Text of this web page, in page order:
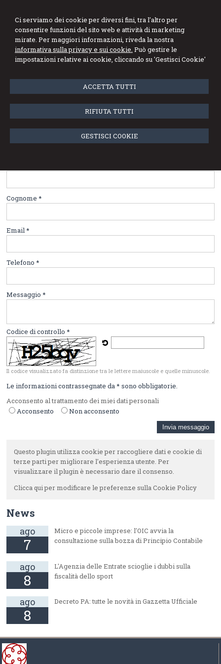
Ci serviamo dei cookie per diversi fini, tra l'altro per
consentire funzioni del sito web e attività di marketing
mirate. Per maggiori informazioni, riveda la nostra
informativa sulla privacy e sui cookie. Può gestire le
impostazioni relative ai cookie, cliccando su 'Gestisci Cookie'
ACCETTA TUTTI
RIFIUTA TUTTI
GESTISCI COOKIE
Studio Gatti Mortarino
Piazzano & Associati
Studio Gatti Mortarino Piazzano & Associati
Fax:032135626
Cognome *
Email *
Telefono *
Messaggio *
Codice di controllo *
Il codice visualizzato fa distinzione tra le lettere maiuscole e quelle minuscole.
Le informazioni contrassegnate da * sono obbligatorie.
Acconsento al trattamento dei miei dati personali
Acconsento
Non acconsento
Questo plugin utilizza cookie per raccogliere dati e cookie di
terze parti per migliorare l'esperienza utente. Per
visualizzare il plugin è necessario dare il consenso.
Clicca qui per modificare le preferenze sulla Cookie Policy
News
ago
7
Micro e piccole imprese: l'OIC avvia la
consultazione sulla bozza di Principio Contabile
ago
8
L'Agenzia delle Entrate scioglie i dubbi sulla
fiscalità dello sport
ago
8
Decreto PA: tutte le novità in Gazzetta Ufficiale